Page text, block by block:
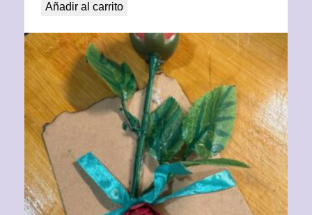
Añadir al carrito